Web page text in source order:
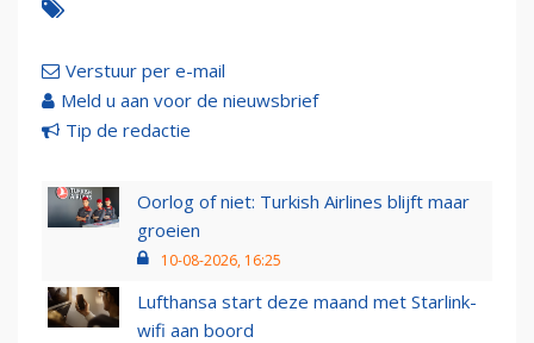
Verstuur per e-mail
Meld u aan voor de nieuwsbrief
Tip de redactie
Oorlog of niet: Turkish Airlines blijft maar
groeien
10-08-2026, 16:25
Lufthansa start deze maand met Starlink-
wifi aan boord